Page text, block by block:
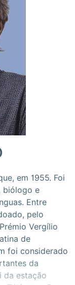
em 1955. Foi
biólogo e
Entre
pelo
Vergílio
de
foi considerado
da
da estação